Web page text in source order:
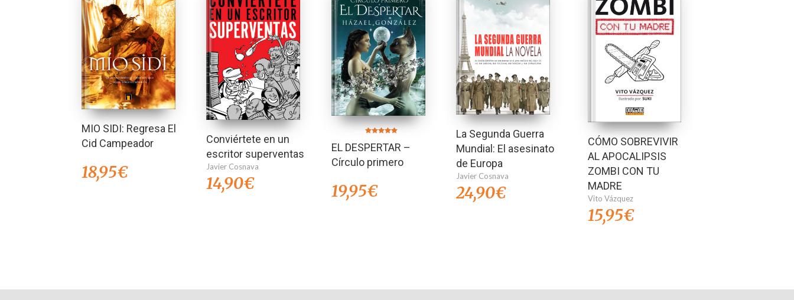
MIO SIDI: Regresa El
Cid Campeador
18,95€
Conviértete en un
escritor superventas
Javier Cosnava
14,90€
5.00
de 5
EL DESPERTAR –
Círculo primero
19,95€
La Segunda Guerra
Mundial: El asesinato
de Europa
Javier Cosnava
24,90€
CÓMO SOBREVIVIR
AL APOCALIPSIS
ZOMBI CON TU
MADRE
Vito Vázquez
15,95€